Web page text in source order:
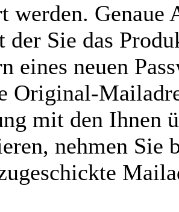
werden. Genaue
Sie das
eines neuen
Original-
mit den Ihnen
nehmen Sie